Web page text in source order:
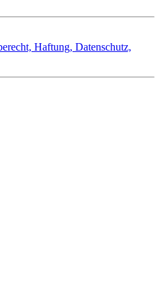
Haftung, Datenschutz,